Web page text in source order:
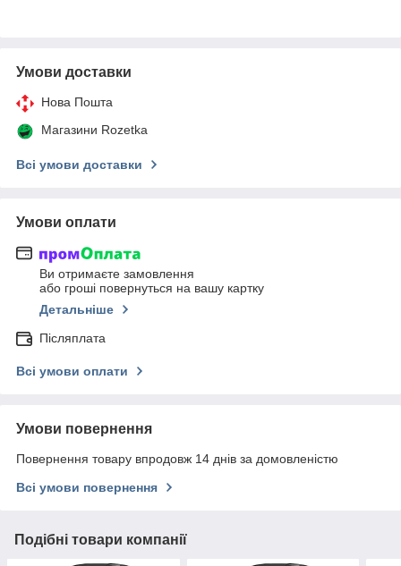
Умови доставки
Нова Пошта
Магазини Rozetka
Всі умови доставки
Умови оплати
Ви отримаєте замовлення
або гроші повернуться на вашу картку
Детальніше
Післяплата
Всі умови оплати
Умови повернення
Повернення товару впродовж 14 днів за домовленістю
Всі умови повернення
Подібні товари компанії